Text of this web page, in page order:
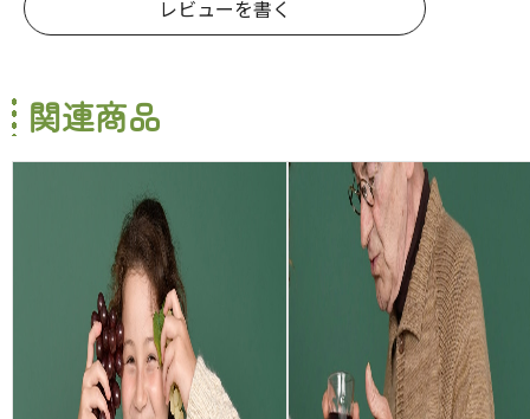
レビューを書く
関連商品